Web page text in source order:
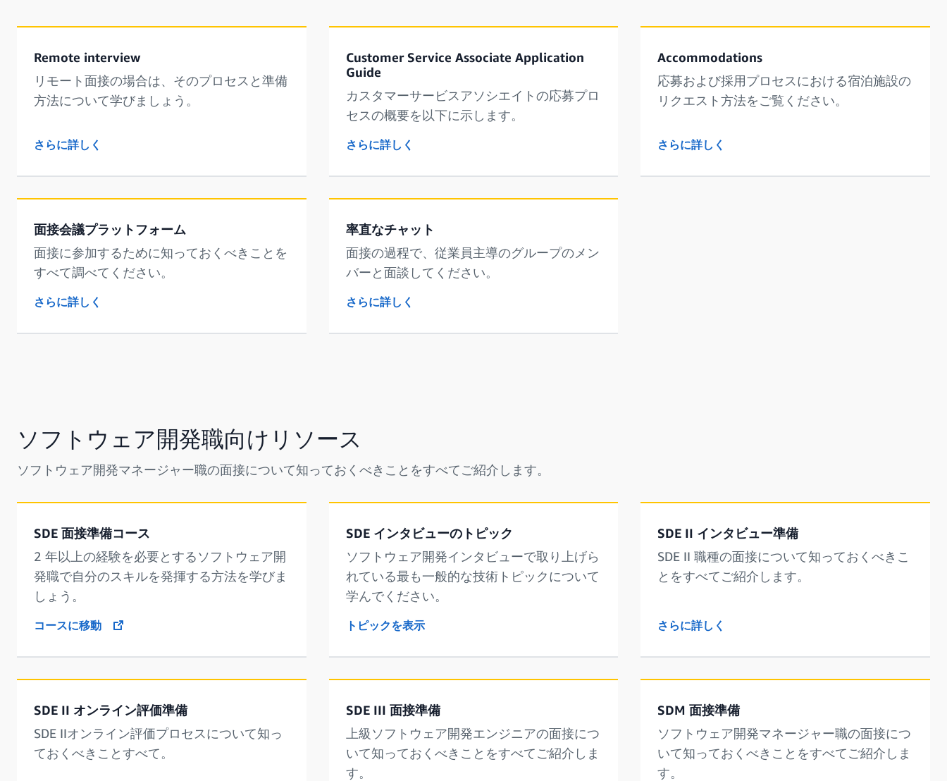
Remote interview
リモート面接の場合は、そのプロセスと準備
方法について学びましょう。
さらに詳しく
Customer Service Associate Application
Guide
カスタマーサービスアソシエイトの応募プロ
セスの概要を以下に示します。
さらに詳しく
Accommodations
応募および採用プロセスにおける宿泊施設の
リクエスト方法をご覧ください。
さらに詳しく
面接会議プラットフォーム
面接に参加するために知っておくべきことを
すべて調べてください。
さらに詳しく
率直なチャット
面接の過程で、従業員主導のグループのメン
バーと面談してください。
さらに詳しく
ソフトウェア開発職向けリソース
ソフトウェア開発マネージャー職の面接について知っておくべきことをすべてご紹介します。
SDE 面接準備コース
2 年以上の経験を必要とするソフトウェア開
発職で自分のスキルを発揮する方法を学びま
しょう。
コースに移動
opens in a new tab
SDE インタビューのトピック
ソフトウェア開発インタビューで取り上げら
れている最も一般的な技術トピックについて
学んでください。
トピックを表示
SDE II インタビュー準備
SDE II 職種の面接について知っておくべきこ
とをすべてご紹介します。
さらに詳しく
SDE II オンライン評価準備
SDE IIオンライン評価プロセスについて知っ
ておくべきことすべて。
SDE III 面接準備
上級ソフトウェア開発エンジニアの面接につ
いて知っておくべきことをすべてご紹介しま
す。
SDM 面接準備
ソフトウェア開発マネージャー職の面接につ
いて知っておくべきことをすべてご紹介しま
す。